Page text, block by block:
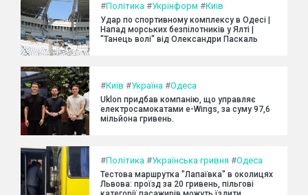
#Політика #Укрінформ #Київ
Удар по спортивному комплексу в Одесі |
Напад морських безпілотників у Ялті |
"Танець волі" від Олександри Паскаль
#Київ #Україна #Одеса
Uklon придбав компанію, що управляє
електросамокатами e-Wings, за суму 97,6
мільйона гривень.
#Політика #Українська гривня #Одеса
Тестова маршрутка "Лапаївка" в околицях
Львова: проїзд за 20 гривень, пільгові